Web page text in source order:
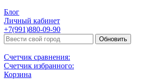
Блог
Личный кабинет
+7(991)880-09-90
Обновить
Счетчик сравнения:
Счетчик избранного:
Корзина